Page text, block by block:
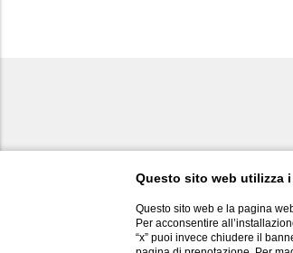
Questo sito web utilizza
Questo sito web e la pagina
Per acconsentire
“x” puoi invece chiudere il